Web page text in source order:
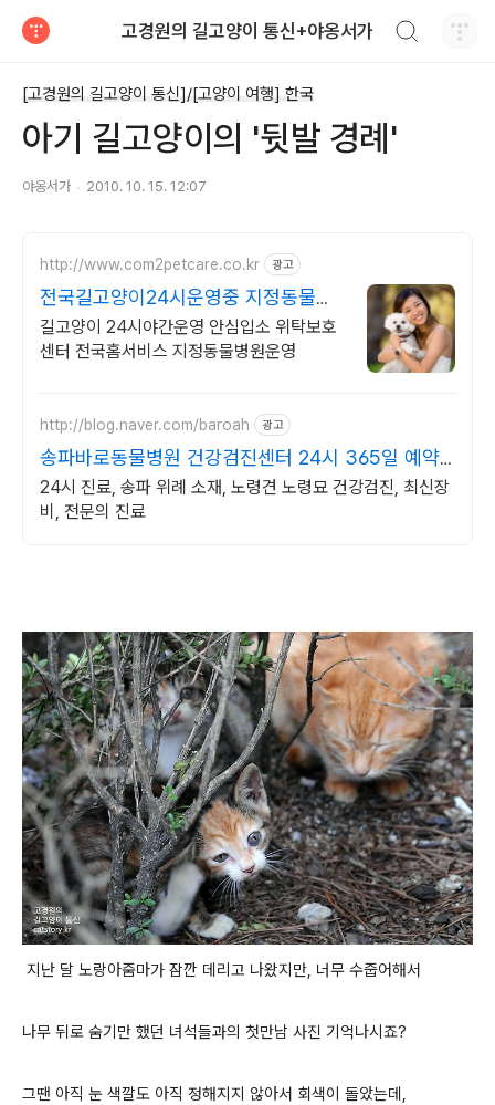
고경원의 길고양이 통신+야옹서가
[고경원의 길고양이 통신]/[고양이 여행] 한국
아기 길고양이의 '뒷발 경례'
야옹서가 2010. 10. 15. 12:07
http://www.com2petcare.co.kr 광고
전국길고양이24시운영중 지정동물병
원운영 기초검사무료
길고양이 24시야간운영 안심입소 위탁보호
센터 전국홈서비스 지정동물병원운영
http://blog.naver.com/baroah 광고
송파바로동물병원 건강검진센터 24시 365일 예약
가능
24시 진료, 송파 위례 소재, 노령견 노령묘 건강검진, 최신장
비, 전문의 진료
지난 달 노랑아줌마가 잠깐 데리고 나왔지만, 너무 수줍어해서
나무 뒤로 숨기만 했던 녀석들과의 첫만남 사진 기억나시죠?
그땐 아직 눈 색깔도 아직 정해지지 않아서 회색이 돌았는데,